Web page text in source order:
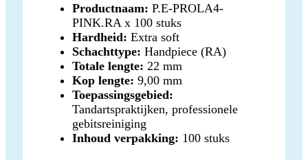
Productnaam: P.E-PROLA4-
PINK.RA x 100 stuks
Hardheid: Extra soft
Schachttype: Handpiece (RA)
Totale lengte: 22 mm
Kop lengte: 9,00 mm
Toepassingsgebied:
Tandartspraktijken, professionele
gebitsreiniging
Inhoud verpakking: 100 stuks